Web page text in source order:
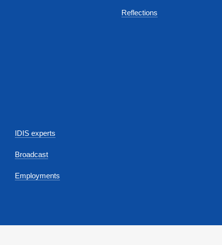
Reflections
IDIS experts
Broadcast
Employments